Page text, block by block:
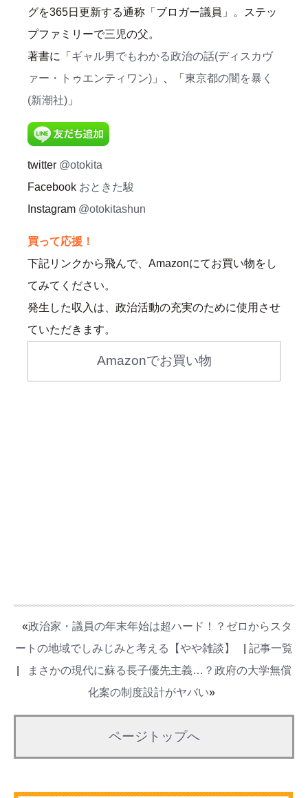
グを365日更新する通称「ブロガー議員」。ステッ
プファミリーで三児の父。
著書に「 ギャル男でもわかる政治の話(ディスカヴ
ァー・トゥエンティワン) 」、「 東京都の闇を暴く
(新潮社) 」
twitter @otokita
Facebook おときた駿
Instagram @otokitashun
買って応援！
下記リンクから飛んで、Amazonにてお買い物をし
てみてください。
発生した収入は、政治活動の充実のために使用させ
ていただきます。
Amazonでお買い物
«政治家・議員の年末年始は超ハード！？ゼロからスタ
ートの地域でしみじみと考える【やや雑談】
記事一覧
まさかの現代に蘇る長子優先主義…？政府の大学無償
化案の制度設計がヤバい»
ページトップへ